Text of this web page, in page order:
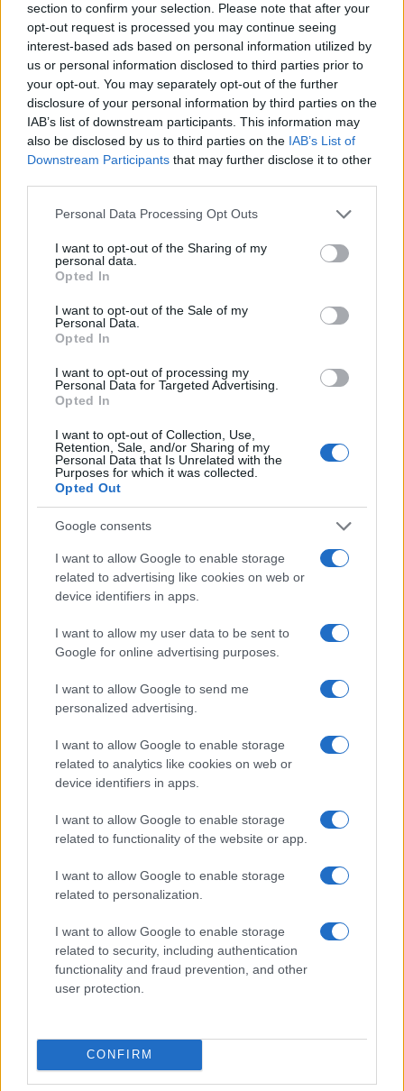
section to confirm your selection. Please note that after your
opt-out request is processed you may continue seeing
interest-based ads based on personal information utilized by
us or personal information disclosed to third parties prior to
your opt-out. You may separately opt-out of the further
disclosure of your personal information by third parties on the
IAB’s list of downstream participants. This information may
also be disclosed by us to third parties on the IAB’s List of
Downstream Participants that may further disclose it to other
Please note that this website/app uses one or more Google
not limited to your visit or usage behaviour. You may click to
grant or deny consent to Google and its third-party tags to
use your data for below specified purposes in below Google
consent section.
Personal Data Processing Opt Outs
I want to opt-out of the Sharing of my
personal data.
Opted In
I want to opt-out of the Sale of my
Personal Data.
Opted In
I want to opt-out of processing my
Personal Data for Targeted Advertising.
Opted In
I want to opt-out of Collection, Use,
Retention, Sale, and/or Sharing of my
Personal Data that Is Unrelated with the
Purposes for which it was collected.
Opted Out
Google consents
I want to allow Google to enable storage
related to advertising like cookies on web or
device identifiers in apps.
I want to allow my user data to be sent to
Google for online advertising purposes.
I want to allow Google to send me
personalized advertising.
I want to allow Google to enable storage
related to analytics like cookies on web or
device identifiers in apps.
I want to allow Google to enable storage
related to functionality of the website or app.
I want to allow Google to enable storage
related to personalization.
I want to allow Google to enable storage
related to security, including authentication
functionality and fraud prevention, and other
user protection.
CONFIRM
Vuoi rimuovere le pubblicità nazionali?
Puoi abbonarti asoli € 1,10 al mese
Sei già abbonato?
Puoi effettuare l'accesso andando nella
sezione
cliccandoqui
TEMI: Aeroporto Costa Smeralda
Radar Olbia
Torre Di Controllo Olbia
Notizie in tempo reale?
Entra nel canale telegram di
GalluraOggi.it
Inviaci le tue segnalazioni,
i tuoi video e le tue foto
Su WhatsApp al numero +39
345 356 7512
daGoogle News